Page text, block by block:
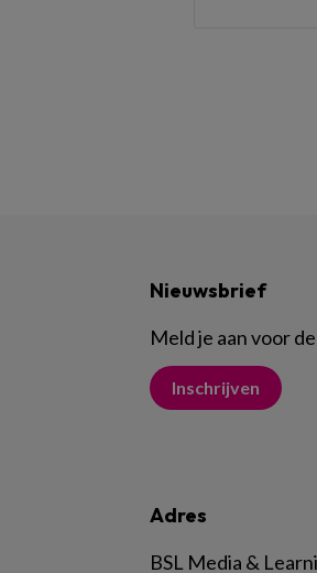
Nieuwsbrief
Meld je aan voor
Inschrijven
Adres
BSL Media &